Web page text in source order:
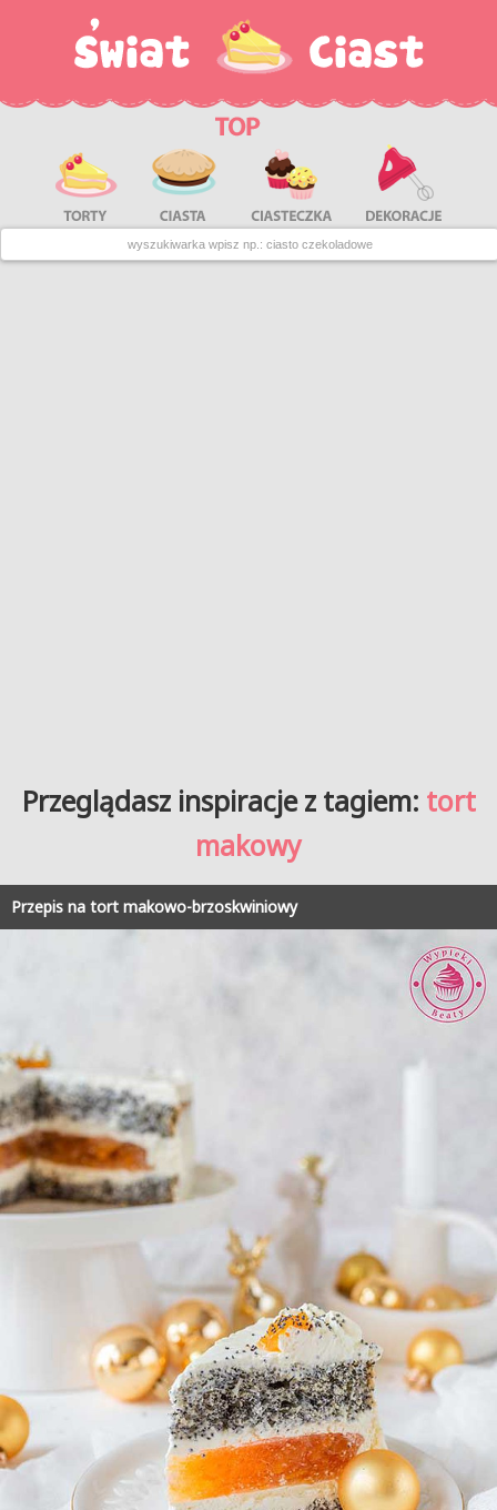
Przeglądasz inspiracje z tagiem: tort
makowy
Przepis na tort makowo-brzoskwiniowy